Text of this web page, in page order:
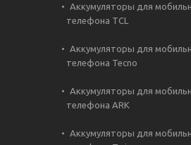
Аккумуляторы для
телефона TCL
Аккумуляторы для
телефона Tecno
Аккумуляторы для
телефона ARK
Аккумуляторы для